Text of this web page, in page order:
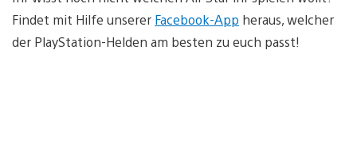
Findet mit Hilfe unserer Facebook-App heraus, welcher
der PlayStation-Helden am besten zu euch passt!